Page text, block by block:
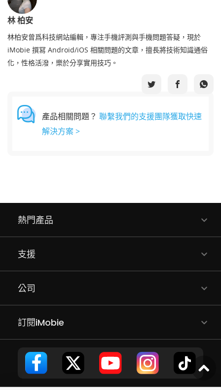
林 柏安
林柏安曾爲科技網站編輯，專注手機評測與手機問題答疑，現於
iMobie 撰冩 Android/iOS 相關問題的文章，擅長將技術知識通俗
化，性格活潑，樂於分享實用技巧。
產品相關問題？ 聯繫我們的支援團隊獲取快速
解決方案 >
熱門產品
支援
公司
訂閱iMobie